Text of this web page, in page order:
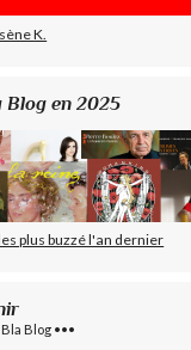
K.
Blog en 2025
plus buzzé l'an dernier
Blog •••